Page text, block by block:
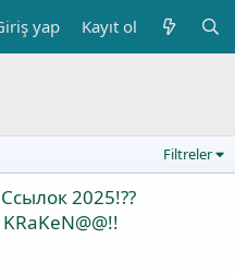
yap Kayıt ol
Filtreler
2025!??